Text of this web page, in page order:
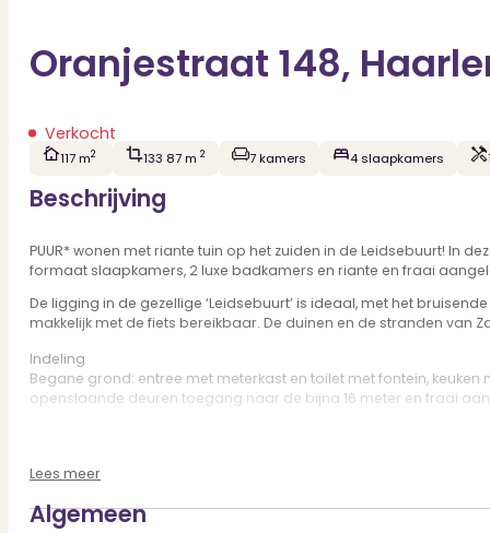
Oranjestraat 148,
Verkocht
117 m2 133 87 m2 7 kamers 4 slaapkamers
Beschrijving
PUUR* wonen met riante tuin op het zuiden in de Leidsebuurt! In
formaat slaapkamers, 2 luxe badkamers en riante en fraai
De ligging in de gezellige ‘Leidsebuurt’ is ideaal, met het
makkelijk met de fiets bereikbaar. De duinen en de stranden van
Indeling
Begane grond: entree met meterkast en toilet met fontein,
openslaande deuren toegang naar de bijna 16 meter en fraai
Zie voor de indeling en maatvoering de plattegronden.
Lees meer
Algemeen